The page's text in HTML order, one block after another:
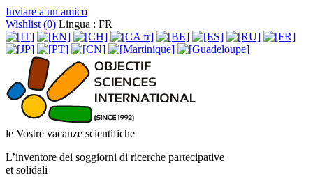
Inviare a un amico
Wishlist (0) Lingua : FR
le Vostre vacanze scientifiche
L’inventore dei soggiorni di ricerche partecipative
et solidali